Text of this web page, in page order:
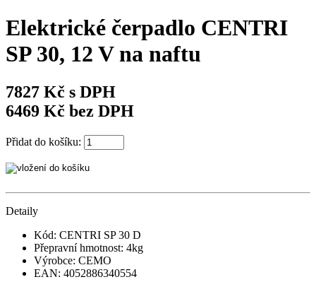
Elektrické čerpadlo CENTRI
SP 30, 12 V na naftu
7827 Kč s DPH
6469 Kč bez DPH
Přidat do košíku:
Detaily
Kód: CENTRI SP 30 D
Přepravní hmotnost: 4kg
Výrobce: CEMO
EAN: 4052886340554